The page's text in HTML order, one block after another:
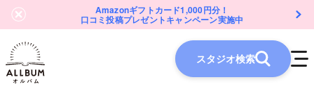
Amazonギフトカード1,000円分！
口コミ投稿プレゼントキャンペーン実施中
スタジオ検索